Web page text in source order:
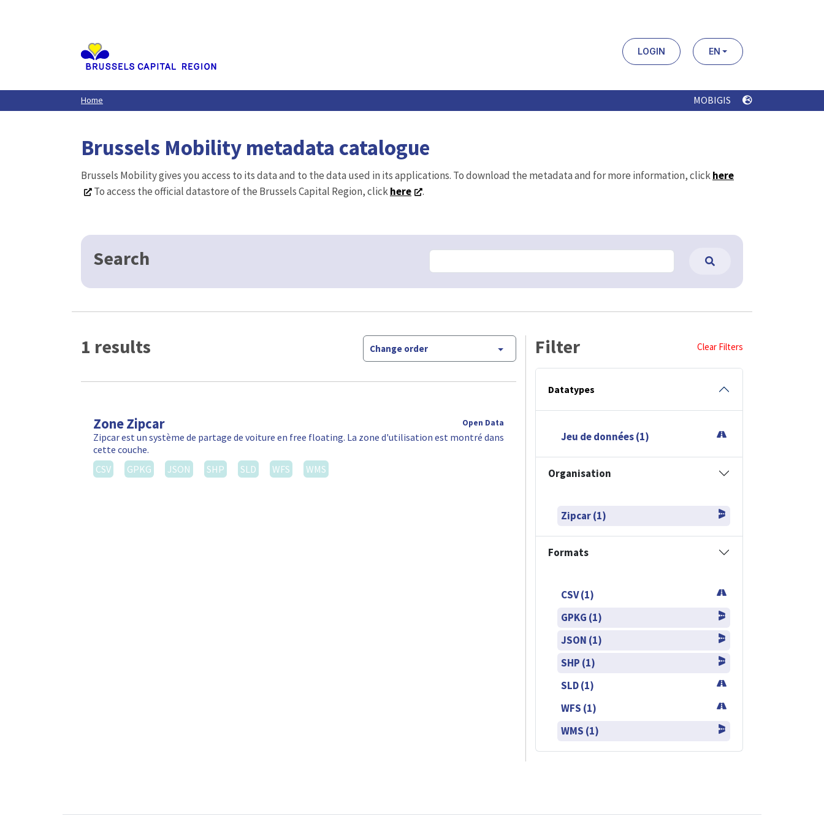
LOGIN EN
Home MOBIGIS
Brussels Mobility metadata catalogue
Brussels Mobility gives you access to its data and to the data used in its applications. To download the metadata and for more information, clickhere
To access the official datastore of the Brussels Capital Region, clickhere .
Search
1 results Change order
Zone Zipcar Open Data
Zipcar est un système de partage de voiture en free floating. La zone d'utilisation est montré dans
cette couche.
CSV
GPKG JSON SHP SLD WFS WMS
Filter Clear Filters
Datatypes
Jeu de données (1)
Organisation
Zipcar (1)
Formats
CSV (1)
GPKG (1)
JSON (1)
SHP (1)
SLD (1)
WFS (1)
WMS (1)